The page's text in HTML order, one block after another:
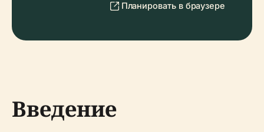
Планировать в браузере
Введение